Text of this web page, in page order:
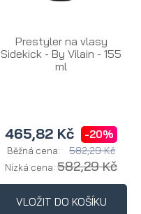
Prestyler na vlasy
Sidekick - By Vilain - 155
ml
465,82 Kč -20%
Běžná cena: 582,29 Kč
Nízká cena: 582,29 Kč
VLOŽIT DO KOŠÍKU